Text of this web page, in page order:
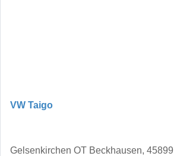
VW Taigo
Gelsenkirchen OT Beckhausen, 45899